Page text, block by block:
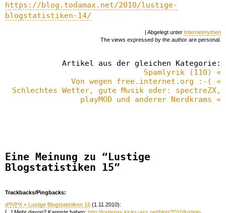
https://blog.todamax.net/2010/lustige-
blogstatistiken-14/
| Abgelegt unter Internetmythen
The views expressed by the author are personal.
Artikel aus der gleichen Kategorie:
Spamlyrik (110) «
Von wegen free.internet.org :-( «
Schlechtes Wetter, gute Musik oder: spectreZX,
playMOD und anderer Nerdkrams «
Eine Meinung zu “Lustige
Blogstatistiken 15”
Trackbacks/Pingbacks:
dª]V[ªX » Lustige Blogstatistiken 16 (1.11.2010):